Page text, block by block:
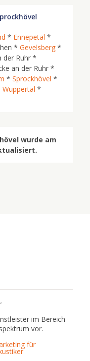
* Ennepetal *
* Gevelsberg *
der Ruhr *
an der Ruhr *
* Sprockhövel *
Wuppertal *
wurde am
im Bereich
vor.
für